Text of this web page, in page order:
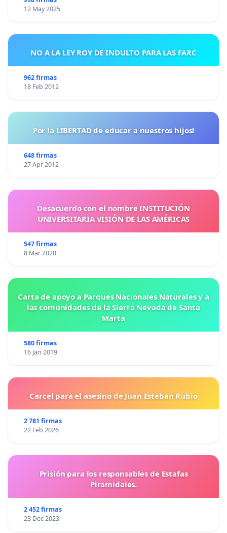
12 May 2025
NO A LA LEY ROY DE INDULTO PARA LAS FARC
962 firmas
18 Feb 2012
Por la LIBERTAD de educar a nuestros hijos!
648 firmas
27 Apr 2012
Desacuerdo con el nombre INSTITUCIÓN
UNIVERSITARIA VISIÓN DE LAS AMÉRICAS
547 firmas
8 Mar 2020
Carta de apoyo a Parques Nacionales Naturales y a
las comunidades de la Sierra Nevada de Santa
Marta
580 firmas
16 Jan 2019
Carcel para el asesino de Juan Esteban Rubio
2 781 firmas
22 Feb 2026
Prisión para los responsables de Estafas
Piramidales.
2 452 firmas
23 Dec 2023